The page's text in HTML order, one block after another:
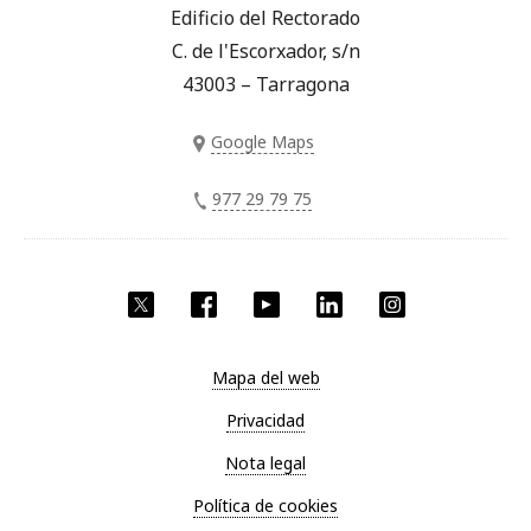
Twitter Facebook YouTube LinkedIn
Edificio del Rectorado
C. de l'Escorxador, s/n
43003 – Tarragona
Google Maps
977 29 79 75
Mapa del web
Privacidad
Nota legal
Política de cookies